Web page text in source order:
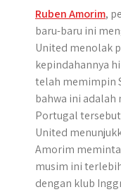
Ruben Amorim,
baru-baru ini
United menolak
kepindahannya
telah memimpin
bahwa ini
Portugal
United
Amorim
musim ini
dengan klub